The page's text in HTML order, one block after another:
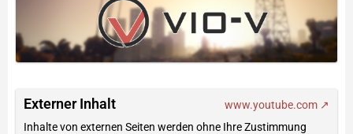
Externer Inhalt
www.youtube.com
Inhalte von externen Seiten werden ohne Ihre Zustimmung